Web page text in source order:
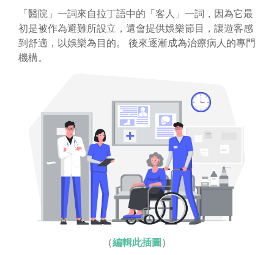
「醫院」一詞來自拉丁語中的「客人」一詞，因為它最
初是被作為避難所設立，還會提供娛樂節目，讓遊客感
到舒適，以娛樂為目的。 後來逐漸成為治療病人的專門
機構。
（編輯此插圖）